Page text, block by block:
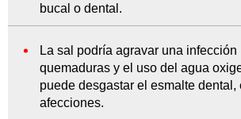
bucal o dental.
La sal podría agravar una infección
quemaduras y el uso del agua
puede desgastar el esmalte dental,
afecciones.